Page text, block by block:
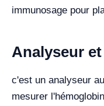
immunosage pour
Analyseur
c'est un analyseur
mesurer